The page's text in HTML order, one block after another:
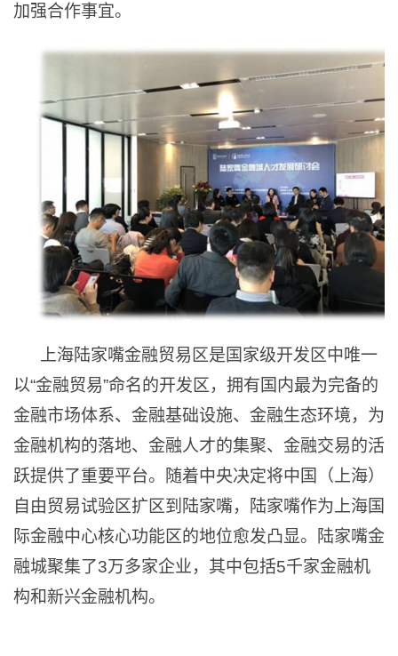
加强合作事宜。
上海陆家嘴金融贸易区是国家级开发区中唯一
以“金融贸易”命名的开发区，拥有国内最为完备的
金融市场体系、金融基础设施、金融生态环境，为
金融机构的落地、金融人才的集聚、金融交易的活
跃提供了重要平台。随着中央决定将中国（上海）
自由贸易试验区扩区到陆家嘴，陆家嘴作为上海国
际金融中心核心功能区的地位愈发凸显。陆家嘴金
融城聚集了3万多家企业，其中包括5千家金融机
构和新兴金融机构。